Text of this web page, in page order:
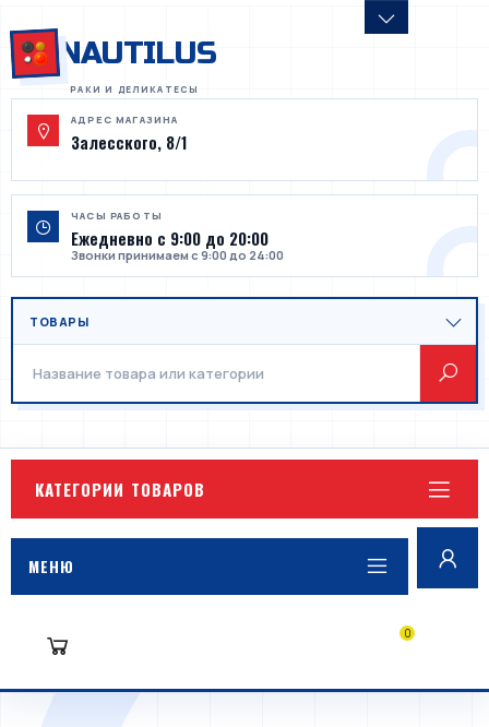
NAUTILUS
АДРЕС МАГАЗИНА
Залесского, 8/1
ЧАСЫ РАБОТЫ
Ежедневно с 9:00 до 20:00
Звонки принимаем с 9:00 до 24:00
КАТЕГОРИИ ТОВАРОВ
МЕНЮ
0
РАКИ, МОРЕПРОДУКТЫ И